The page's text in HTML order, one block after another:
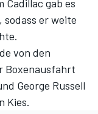
Cadillac gab es
er weite
von den
Boxenausfahrt
George Russell
Kies.